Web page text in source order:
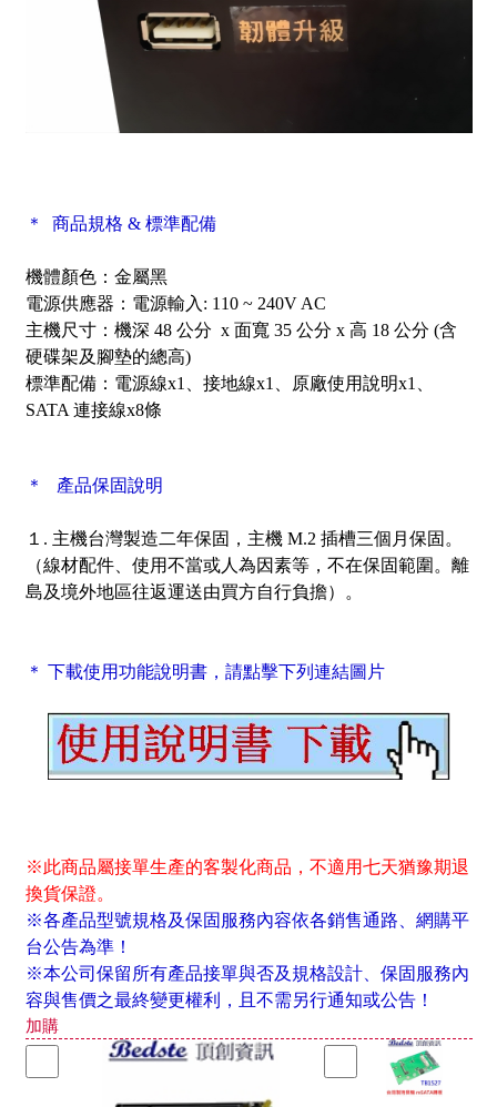
＊ 商品規格 & 標準配備
機體顏色：金屬黑
電源供應器：電源輸入: 110 ~ 240V AC
主機尺寸：機深 48 公分 x 面寬 35 公分 x 高 18 公分 (含
硬碟架及腳墊的總高)
標準配備：電源線x1、接地線x1、原廠使用說明x1、
SATA 連接線x8條
＊ 產品保固說明
１. 主機台灣製造二年保固，主機 M.2 插槽三個月保固。
（線材配件、使用不當或人為因素等，不在保固範圍。離
島及境外地區往返運送由買方自行負擔）。
＊ 下載使用功能說明書，請點擊下列連結圖片
※此商品屬接單生產的客製化商品，不適用七天猶豫期退
換貨保證。
※各產品型號規格及保固服務內容依各銷售通路、網購平
台公告為準！
※本公司保留所有產品接單與否及規格設計、保固服務內
容與售價之最終變更權利，且不需另行通知或公告！
加購